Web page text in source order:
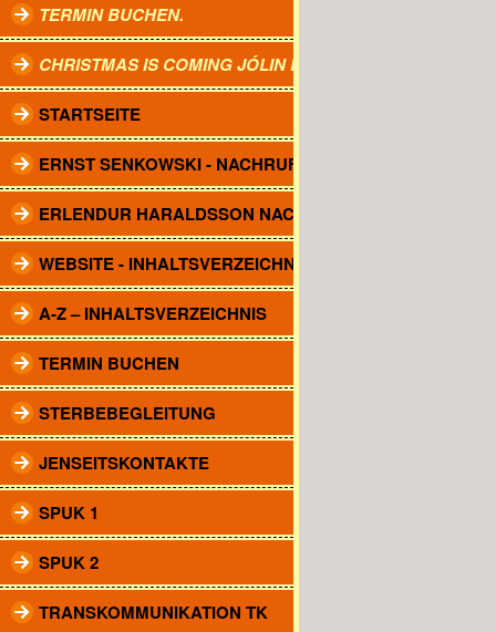
TERMIN BUCHEN.
CHRISTMAS IS COMING JÓLIN KOMA.
STARTSEITE
ERNST SENKOWSKI - NACHRUF
ERLENDUR HARALDSSON NACHRUF
WEBSITE - INHALTSVERZEICHNIS
A-Z – INHALTSVERZEICHNIS
TERMIN BUCHEN
STERBEBEGLEITUNG
JENSEITSKONTAKTE
SPUK 1
SPUK 2
TRANSKOMMUNIKATION TK